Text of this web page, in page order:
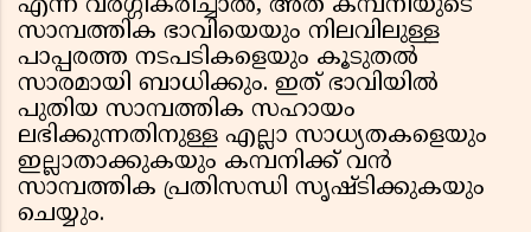
എന്ന് വർഗ്ഗീകരിച്ചാൽ, അത് കമ്പനിയുടെ
സാമ്പത്തിക ഭാവിയെയും നിലവിലുള്ള
പാപ്പരത്ത നടപടികളെയും കൂടുതൽ
സാരമായി ബാധിക്കും. ഇത് ഭാവിയിൽ
പുതിയ സാമ്പത്തിക സഹായം
ലഭിക്കുന്നതിനുള്ള എല്ലാ സാധ്യതകളെയും
ഇല്ലാതാക്കുകയും കമ്പനിക്ക് വൻ
സാമ്പത്തിക പ്രതിസന്ധി സൃഷ്ടിക്കുകയും
ചെയ്യും.